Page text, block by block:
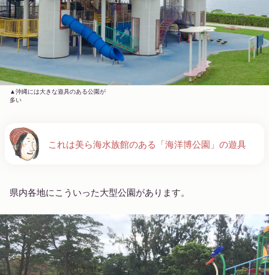
沖縄には大きな遊具のある公園が
多い
これは美ら海水族館のある「海洋博公園」の遊具
県内各地にこういった大型公園があります。